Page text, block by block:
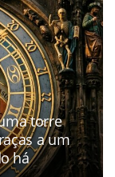
torre
a um
há